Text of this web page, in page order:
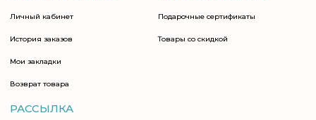
Личный кабинет
История заказов
Мои закладки
Возврат товара
Подарочные сертификаты
Товары со скидкой
РАССЫЛКА